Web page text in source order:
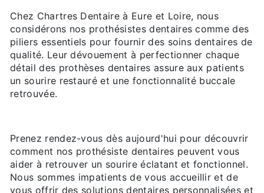
Chez Chartres Dentaire à Eure et Loire, nous
considérons nos prothésistes dentaires comme des
piliers essentiels pour fournir des soins dentaires de
qualité. Leur dévouement à perfectionner chaque
détail des prothèses dentaires assure aux patients
un sourire restauré et une fonctionnalité buccale
retrouvée.
Prenez rendez-vous dès aujourd'hui pour découvrir
comment nos prothésiste dentaires peuvent vous
aider à retrouver un sourire éclatant et fonctionnel.
Nous sommes impatients de vous accueillir et de
vous offrir des solutions dentaires personnalisées et